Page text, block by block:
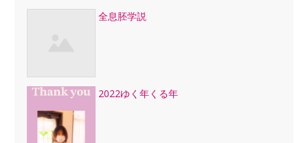
全息胚学説
2022ゆく年くる年